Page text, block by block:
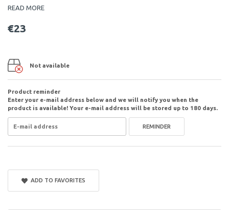
READ MORE
€23
Not available
Product reminder
Enter your e-mail address below and we will notify you when the
product is available! Your e-mail address will be stored up to 180 days.
REMINDER
ADD TO FAVORITES